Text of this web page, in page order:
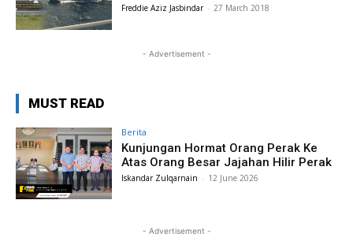
Freddie Aziz Jasbindar - 27 March 2018
- Advertisement -
MUST READ
Berita
Kunjungan Hormat Orang Perak Ke
Atas Orang Besar Jajahan Hilir Perak
Iskandar Zulqarnain - 12 June 2026
- Advertisement -